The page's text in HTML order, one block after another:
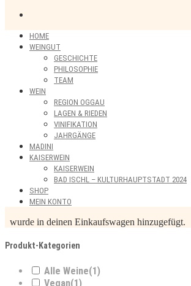
HOME
WEINGUT
GESCHICHTE
PHILOSOPHIE
TEAM
WEIN
REGION OGGAU
LAGEN & RIEDEN
VINIFIKATION
JAHRGÄNGE
MADINI
KAISERWEIN
KAISERWEIN
BAD ISCHL – KULTURHAUPTSTADT 2024
SHOP
MEIN KONTO
wurde in deinen Einkaufswagen hinzugefügt.
Produkt-Kategorien
Alle Weine(1)
Vegan(1)